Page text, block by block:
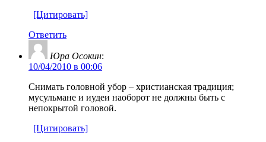
[Цитировать]
Ответить
Юра Осокин:
10/04/2010 в 00:06
Cнимать головной убор – христианская традиция;
мусульмане и иудеи наоборот не должны быть с
непокрытой головой.
[Цитировать]